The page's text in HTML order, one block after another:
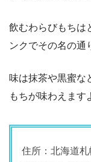
飲むわらびもちは
ンクでその名の通
味は抹茶や黒蜜な
もちが味わえます
住所：北海道